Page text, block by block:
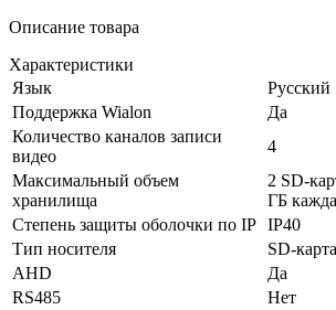
Описание товара
Характеристики
Язык
Русский
Поддержка Wialon
Да
Количество каналов записи
видео
4
Максимальный объем
хранилища
2 SD-
ГБ
Степень защиты оболочки по IP IP40
Тип носителя
SD-
AHD
Да
RS485
Нет